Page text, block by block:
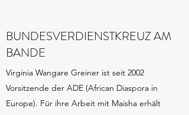
BUNDESVERDIENSTKREUZ AM
BANDE
Virginia Wangare Greiner ist seit 2002
Vorsitzende der ADE (African Diaspora in
Europe). Für ihre Arbeit mit Maisha erhält